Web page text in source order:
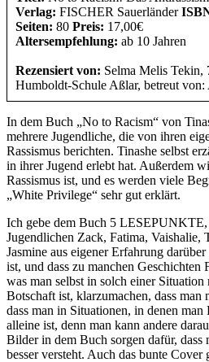
Verlag: FISCHER Sauerländer
Seiten: 80 Preis: 17,00€
Altersempfehlung: ab 10 Jahren
Rezensiert von: Selma Melis Tekin,
Humboldt-Schule Aßlar, betreut
In dem Buch „No to Racism“ von
mehrere Jugendliche, die von ihren
Rassismus berichten. Tinashe selbst
in ihrer Jugend erlebt hat. Außerdem
Rassismus ist, und es werden viele
„White Privilege“ sehr gut erklärt.
Ich gebe dem Buch 5
Jugendlichen Zack, Fatima, Vaishalie,
Jasmine aus eigener Erfahrung
ist, und dass zu manchen Geschichten
was man selbst in solch einer
Botschaft ist, klarzumachen, dass man
dass man in Situationen, in denen man
alleine ist, denn man kann andere
Bilder in dem Buch sorgen dafür, dass
besser versteht. Auch das bunte Cover